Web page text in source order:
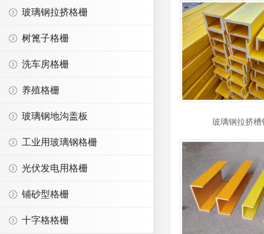
玻璃钢拉挤格栅
树篦子格栅
洗车房格栅
养殖格栅
玻璃钢地沟盖板
工业用玻璃钢格栅
光伏发电用格栅
铺砂型格栅
十字格格栅
玻璃钢拉挤槽